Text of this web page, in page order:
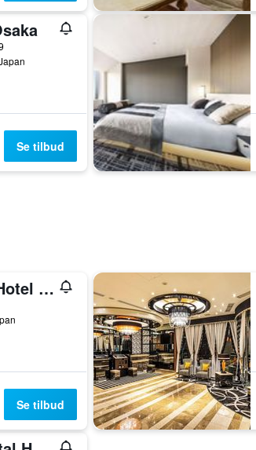
Se tilbud
Sheraton Miyako Hotel Osaka
Se tilbud